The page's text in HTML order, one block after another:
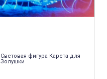
Световая фигура Карета для
Золушки